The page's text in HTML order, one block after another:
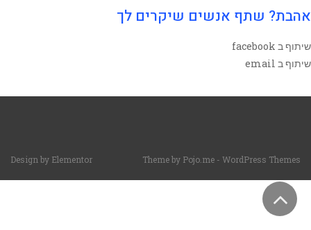
אהבת? שתף אנשים שיקרים לך
שיתוף ב facebook
שיתוף ב email
Theme by Pojo.me - WordPress Themes
Design by Elementor
גלילה
לראש